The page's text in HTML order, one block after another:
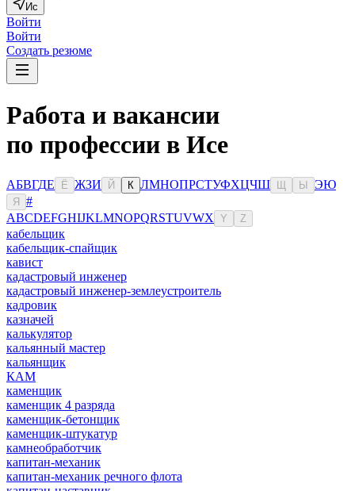
Ис
Войти
Войти
Создать резюме
Работа и вакансии
по профессии в Исе
АБВГДЕ Ё ЖЗИ Й К ЛМНОПРСТУФХЦЧШ Ы ЭЮ
Я
#
ABCDEFGHIJKLMNOPQRSTUVWX Y Z
кабельщик
кабельщик-спайщик
кавист
кадастровый инженер
кадастровый инженер-землеустроитель
кадровик
казначей
калькулятор
кальянный мастер
кальянщик
КАМ
каменщик
каменщик 4 разряда
каменщик-бетонщик
каменщик-штукатур
камнеобработчик
капитан-механик
капитан-механик речного флота